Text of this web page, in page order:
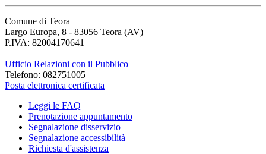
Comune di Teora
Largo Europa, 8 - 83056 Teora (AV)
P.IVA: 82004170641
Ufficio Relazioni con il Pubblico
Telefono: 082751005
Posta elettronica certificata
Leggi le FAQ
Prenotazione appuntamento
Segnalazione disservizio
Segnalazione accessibilità
Richiesta d'assistenza